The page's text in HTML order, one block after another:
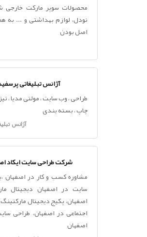
محصولات سوپر مارکت خارجی
نودل، لوازم بهداشتی و ... به
اصل بودن
آژانس تبلیغاتی
طراحی ، وب سایت ، مولتی مدیا ،
چاپ ، بسته بندی
آژانس
شرکت طراحی سایت ایکاد
مشاوره کسب و کار در اصفهان
سایت در اصفهان دیجیتال
اصفهان، پکیج دیجیتال
اجتماعی در اصفهان، طراحی
اصفهان